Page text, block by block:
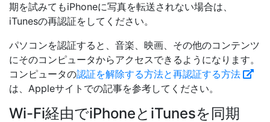
期を試みてもiPhoneに写真を転送されない場合は、
iTunesの再認証をしてください。
パソコンを認証すると、音楽、映画、その他のコンテンツ
にそのコンピュータからアクセスできるようになります。
コンピュータの認証を解除する方法と再認証する方法
は、Appleサイトでの記事を参考してください。
Wi-Fi経由でiPhoneとiTunesを同期